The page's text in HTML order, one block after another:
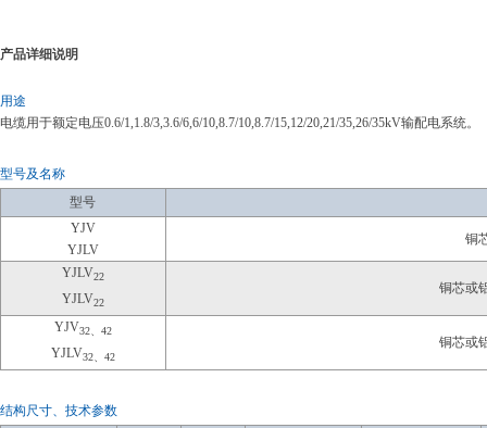
产品详细说明
用途
电缆用于额定电压0.6/1,1.8/3,3.6/6,6/10,8.7/10,8.7/15,12/20,21/35,26/35kV输配电系统。
型号及名称
型号
YJV
YJLV
铜
YJLV22
YJLV22
铜芯或
YJV32、42
YJLV32、42
铜芯或
结构尺寸、技术参数